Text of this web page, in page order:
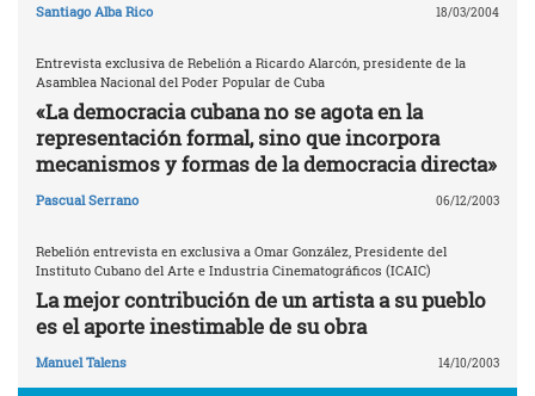
Santiago Alba Rico 18/03/2004
Entrevista exclusiva de Rebelión a Ricardo Alarcón, presidente de la
Asamblea Nacional del Poder Popular de Cuba
«La democracia cubana no se agota en la
representación formal, sino que incorpora
mecanismos y formas de la democracia directa»
Pascual Serrano 06/12/2003
Rebelión entrevista en exclusiva a Omar González, Presidente del
Instituto Cubano del Arte e Industria Cinematográficos (ICAIC)
La mejor contribución de un artista a su pueblo
es el aporte inestimable de su obra
Manuel Talens 14/10/2003